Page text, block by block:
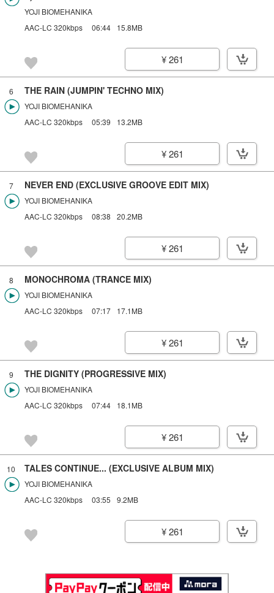
YOJI BIOMEHANIKA
AAC-LC 320kbps
06:44 15.8MB
¥ 261
6 THE RAIN (JUMPIN' TECHNO MIX)
YOJI BIOMEHANIKA
AAC-LC 320kbps
05:39 13.2MB
¥ 261
7 NEVER END (EXCLUSIVE GROOVE EDIT MIX)
YOJI BIOMEHANIKA
AAC-LC 320kbps
08:38 20.2MB
¥ 261
8 MONOCHROMA (TRANCE MIX)
YOJI BIOMEHANIKA
AAC-LC 320kbps
07:17 17.1MB
¥ 261
9 THE DIGNITY (PROGRESSIVE MIX)
YOJI BIOMEHANIKA
AAC-LC 320kbps
07:44 18.1MB
¥ 261
10 TALES CONTINUE... (EXCLUSIVE ALBUM MIX)
YOJI BIOMEHANIKA
AAC-LC 320kbps
03:55 9.2MB
¥ 261